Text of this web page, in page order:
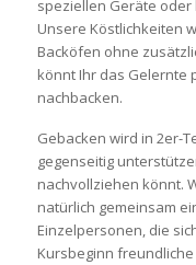
speziellen Geräte
Unsere Köstlichkeiten
Backöfen ohne
könnt Ihr das Gelernte
nachbacken.
Gebacken wird in 2er-
gegenseitig
nachvollziehen könnt.
natürlich gemeinsam
Einzelpersonen, die
Kursbeginn